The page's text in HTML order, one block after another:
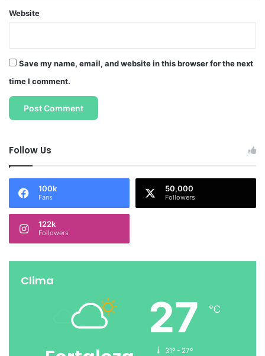
Website
Save my name, email, and website in this browser for the next
time I comment.
Follow Us
100k
Fans
50,000
Followers
122k
Followers
Clima
27 ℃
31º - 27º